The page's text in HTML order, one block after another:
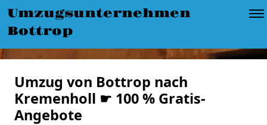
Umzugsunternehmen
Bottrop
Umzug von Bottrop nach
Kremenholl ☛ 100 % Gratis-
Angebote